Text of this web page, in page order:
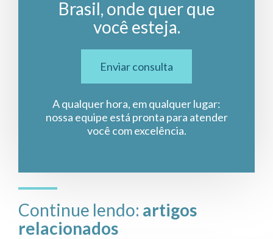
Brasil, onde quer que
você esteja.
Enviar consulta
A qualquer hora, em qualquer lugar:
nossa equipe está pronta para atender
você com excelência.
Continue lendo: artigos
relacionados